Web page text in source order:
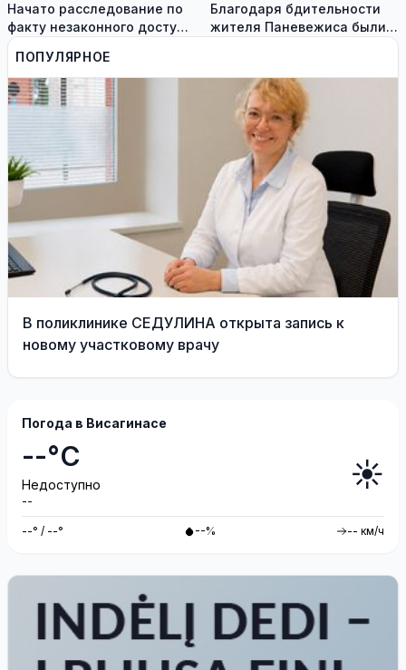
Начато расследование по
факту незаконного доступа
к информационным
системам медиков
Благодаря бдительности
жителя Паневежиса были
автомобилей
ПОПУЛЯРНОЕ
В поликлинике СЕДУЛИНА открыта запись к
новому участковому врачу
Погода в Висагинасе
--°C
Недоступно
--
☀️
--° / --° --% -- км/ч